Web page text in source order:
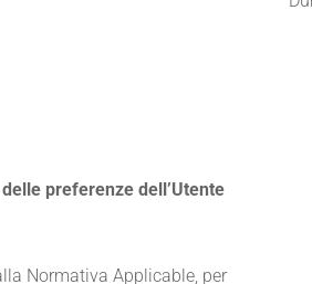
preferenze dell’Utente
Normativa Applicable, per